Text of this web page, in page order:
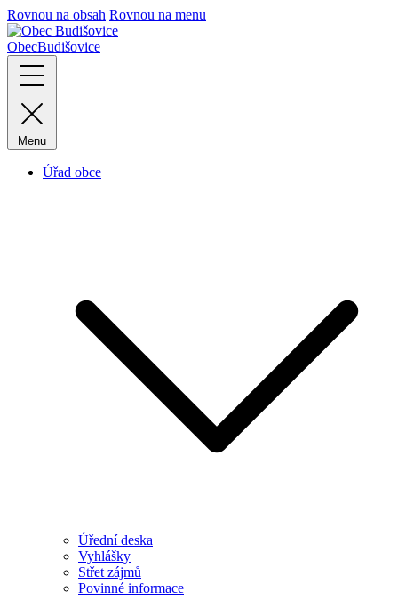
Rovnou na obsah Rovnou na menu
ObecBudišovice
Menu
Úřad obce
Úřední deska
Vyhlášky
Střet zájmů
Povinné informace